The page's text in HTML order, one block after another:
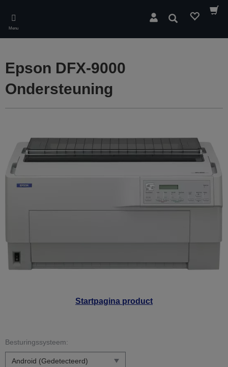
main
content
Menu
Zoeken
Startpagina product
Epson DFX-9000
Ondersteuning
Besturingssysteem: